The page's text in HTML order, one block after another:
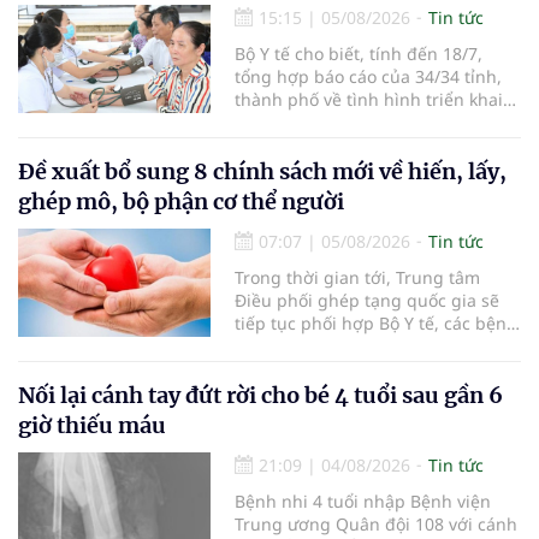
15:15 | 05/08/2026
Tin tức
Bộ Y tế cho biết, tính đến 18/7,
tổng hợp báo cáo của 34/34 tỉnh,
thành phố về tình hình triển khai
nhận 32.286.360 người, chiếm gần
30% dân số cả nước đã được khám
sức khỏe định kỳ năm nay.
Đề xuất bổ sung 8 chính sách mới về hiến, lấy,
ghép mô, bộ phận cơ thể người
07:07 | 05/08/2026
Tin tức
Trong thời gian tới, Trung tâm
Điều phối ghép tạng quốc gia sẽ
tiếp tục phối hợp Bộ Y tế, các bệnh
cường truyền thông, hoàn thiện
quy trình chuyên môn và hệ thống
hiến và ghép mô tạng.
Nối lại cánh tay đứt rời cho bé 4 tuổi sau gần 6
giờ thiếu máu
21:09 | 04/08/2026
Tin tức
Bệnh nhi 4 tuổi nhập Bệnh viện
Trung ương Quân đội 108 với cánh